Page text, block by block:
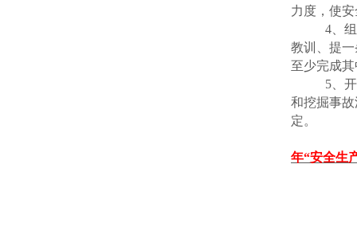
力度，使
4、
教训、提
至少完成
5、
和挖掘事
定。
年“安全生